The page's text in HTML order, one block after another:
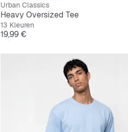
Urban Classics
Heavy Oversized Tee
13 Kleuren
Prijs
19,99 €